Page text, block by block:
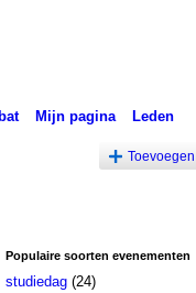
Mijn pagina Leden
Toevoegen
Populaire soorten evenementen
studiedag(24)